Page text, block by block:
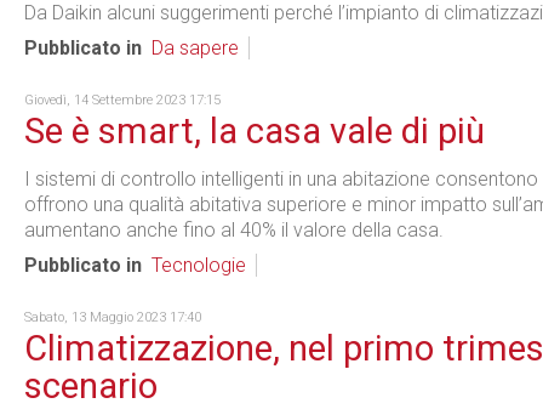
Da Daikin alcuni suggerimenti perché l’impianto di
Pubblicato in Da sapere
Giovedì, 14 Settembre 2023 17:15
Se è smart, la casa vale di più
I sistemi di controllo intelligenti in una abitazione
offrono una qualità abitativa superiore e minor impatto
aumentano anche fino al 40% il valore della casa.
Pubblicato in Tecnologie
Sabato, 13 Maggio 2023 17:40
Climatizzazione, nel primo
scenario